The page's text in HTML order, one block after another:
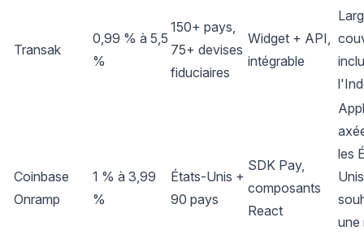
Transak
0,99 % à 5,5
%
150+ pays,
75+ devises
fiduciaires
Widget + API,
intégrable
Coinbase
Onramp
1 % à 3,99
%
États-Unis +
90 pays
SDK Pay,
composants
React
les
Unis
une